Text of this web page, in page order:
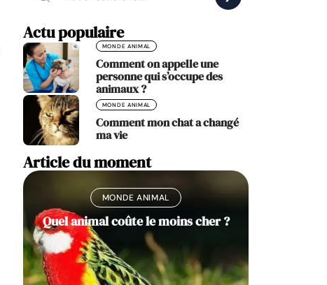
Actu populaire
MONDE ANIMAL
Comment on appelle une
personne qui s’occupe des
animaux ?
MONDE ANIMAL
Comment mon chat a changé
ma vie
Article du moment
MONDE ANIMAL
Quel animal coûte le moins cher ?